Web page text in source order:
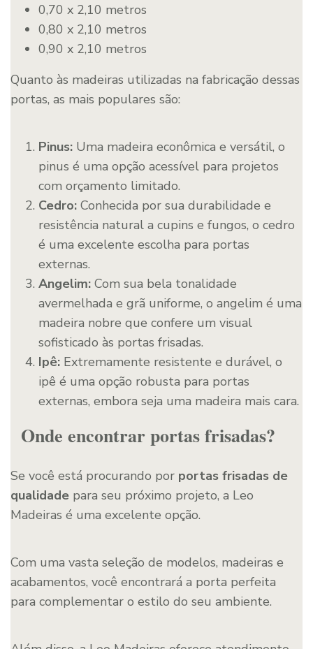
0,70 x 2,10 metros
0,80 x 2,10 metros
0,90 x 2,10 metros
Quanto às madeiras utilizadas na fabricação dessas
portas, as mais populares são:
Pinus: Uma madeira econômica e versátil, o
pinus é uma opção acessível para projetos
com orçamento limitado.
Cedro: Conhecida por sua durabilidade e
resistência natural a cupins e fungos, o cedro
é uma excelente escolha para portas
externas.
Angelim: Com sua bela tonalidade
avermelhada e grã uniforme, o angelim é uma
madeira nobre que confere um visual
sofisticado às portas frisadas.
Ipê: Extremamente resistente e durável, o
ipê é uma opção robusta para portas
externas, embora seja uma madeira mais cara.
Onde encontrar portas frisadas?
Se você está procurando por portas frisadas de
qualidade para seu próximo projeto, a Leo
Madeiras é uma excelente opção.
Com uma vasta seleção de modelos, madeiras e
acabamentos, você encontrará a porta perfeita
para complementar o estilo do seu ambiente.